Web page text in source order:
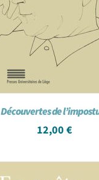
Découvertes de
12,00 €